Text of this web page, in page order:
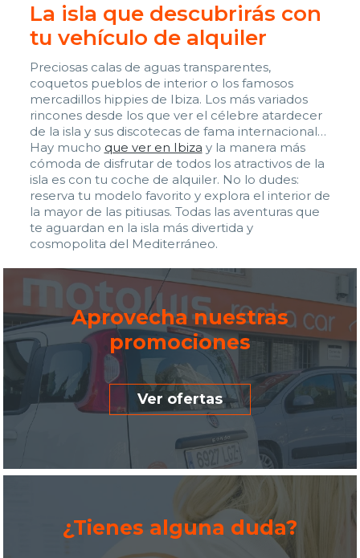
La isla que descubrirás con
tu vehículo de alquiler
Preciosas calas de aguas transparentes,
coquetos pueblos de interior o los famosos
mercadillos hippies de Ibiza. Los más variados
rincones desde los que ver el célebre atardecer
de la isla y sus discotecas de fama internacional…
Hay mucho que ver en Ibiza y la manera más
cómoda de disfrutar de todos los atractivos de la
isla es con tu coche de alquiler. No lo dudes:
reserva tu modelo favorito y explora el interior de
la mayor de las pitiusas. Todas las aventuras que
te aguardan en la isla más divertida y
cosmopolita del Mediterráneo.
Aprovecha nuestras
promociones
Ver ofertas
¿Tienes alguna duda?